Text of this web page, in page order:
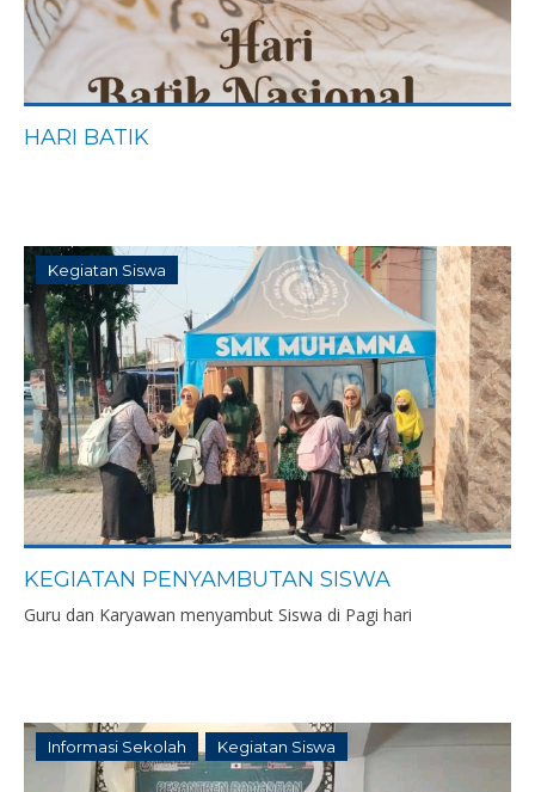
HARI BATIK
Kegiatan Siswa
KEGIATAN PENYAMBUTAN SISWA
Guru dan Karyawan menyambut Siswa di Pagi hari
Informasi Sekolah Kegiatan Siswa